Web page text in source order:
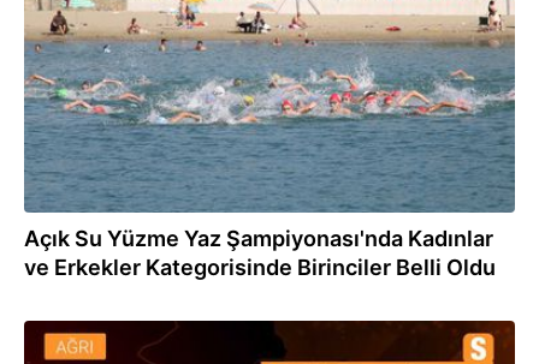
Açık Su Yüzme Yaz Şampiyonası'nda Kadınlar
ve Erkekler Kategorisinde Birinciler Belli Oldu
01.06.2023